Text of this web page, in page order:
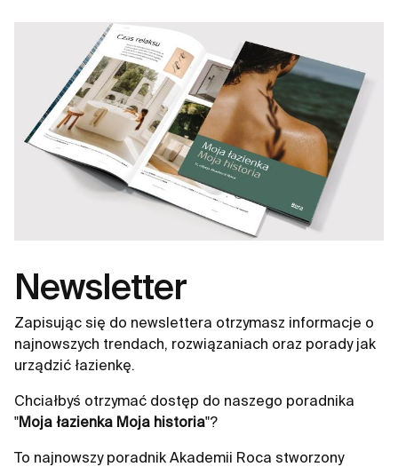
Newsletter
Zapisując się do newslettera otrzymasz informacje o
najnowszych trendach, rozwiązaniach oraz porady jak
urządzić łazienkę.
Chciałbyś otrzymać dostęp do naszego poradnika
"Moja łazienka Moja historia"?
To najnowszy poradnik Akademii Roca stworzony